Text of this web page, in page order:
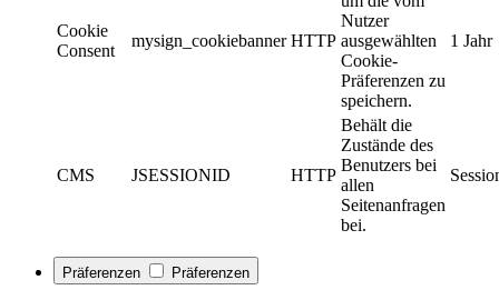
Cookie
Consent
mysign_cookiebanner HTTP
Nutzer
ausgewählten
Cookie-
Präferenzen zu
speichern.
1 Jahr
CMS JSESSIONID HTTP
Behält die
Zustände des
Benutzers bei
allen
Seitenanfragen
bei.
Präferenzen Präferenzen